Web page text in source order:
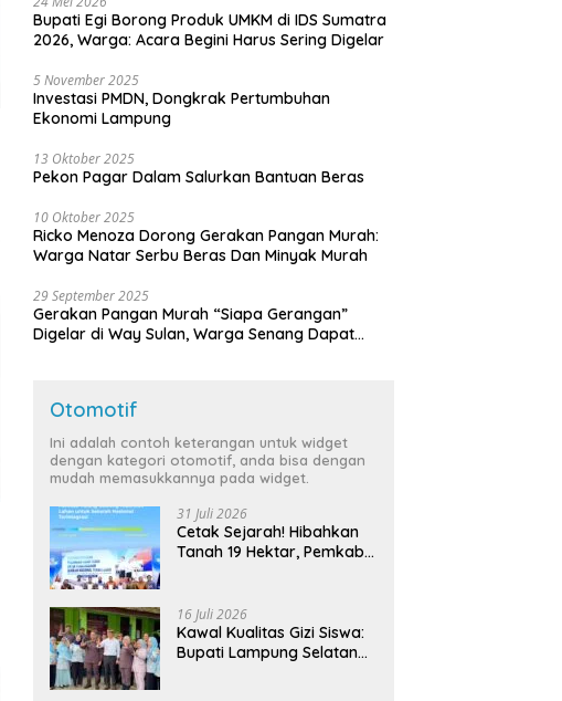
Bupati Egi Borong Produk UMKM di IDS Sumatra
2026, Warga: Acara Begini Harus Sering Digelar
5 November 2025
Investasi PMDN, Dongkrak Pertumbuhan
Ekonomi Lampung
13 Oktober 2025
Pekon Pagar Dalam Salurkan Bantuan Beras
10 Oktober 2025
Ricko Menoza Dorong Gerakan Pangan Murah:
Warga Natar Serbu Beras Dan Minyak Murah
29 September 2025
Gerakan Pangan Murah “Siapa Gerangan”
Digelar di Way Sulan, Warga Senang Dapat
Otomotif
Ini adalah contoh keterangan untuk widget
dengan kategori otomotif, anda bisa dengan
mudah memasukkannya pada widget.
31 Juli 2026
Cetak Sejarah! Hibahkan
Tanah 19 Hektar, Pemkab
Terintegrasi Pertama di
Lampung
16 Juli 2026
Kawal Kualitas Gizi Siswa:
Bupati Lampung Selatan